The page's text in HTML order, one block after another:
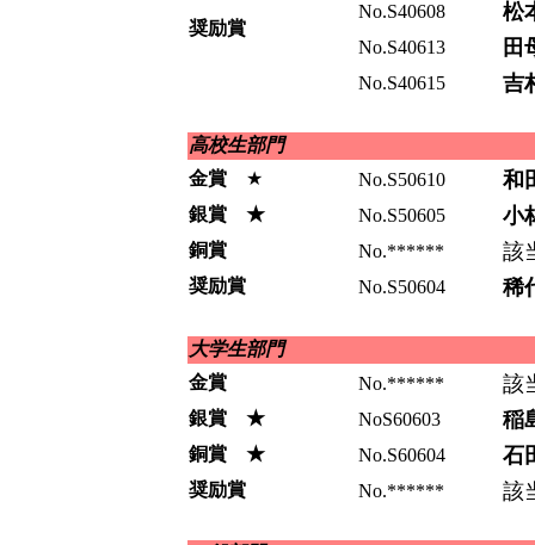
奨励賞
No.S40608 松
No.S40613 田
No.S40615 吉
高校生部門
金賞 ★ No.S50610 和
銀賞 ★ No.S50605 小
銅賞 No.****** 該
奨励賞 No.S50604 稀
大学生部門
金賞
No.****** 該
銀賞 ★ NoS60603 稲
銅賞 ★ No.S60604 石
奨励賞 No.****** 該